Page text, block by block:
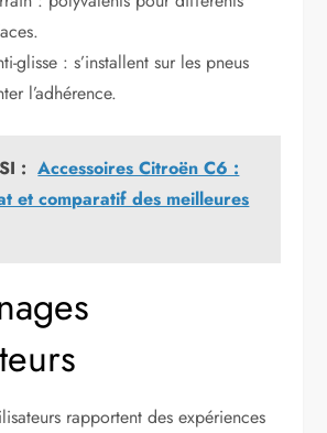
glisse : s’installent sur les pneus
l’adhérence.
: Accessoires Citroën C6 :
et comparatif des meilleures
rapportent des expériences